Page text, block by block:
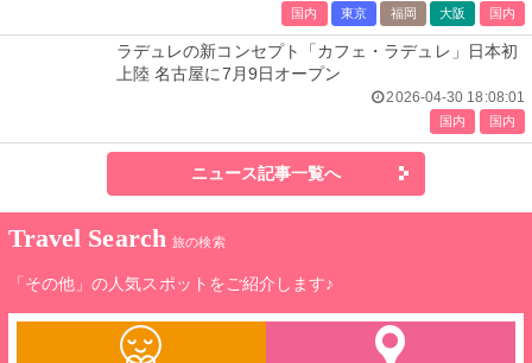
国内 東京 福岡 大阪 国内
ラデュレの新コンセプト「カフェ・ラデュレ」日本初
上陸 名古屋に7月9日オープン
2026-04-30 18:08:01
国内 国内
ニュース記事一覧へ
Travel Search 旅の検索
「その他」の人気スポットをご紹介します♪